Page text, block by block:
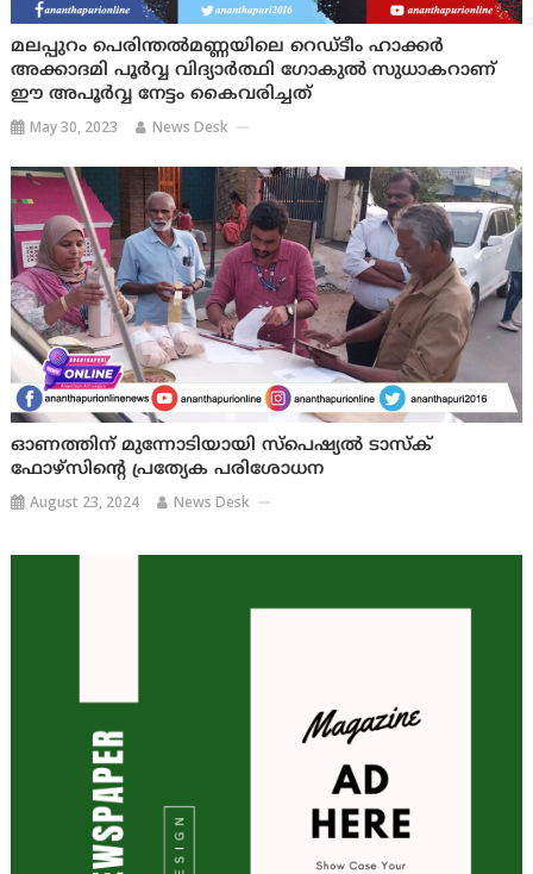
മലപ്പുറം പെരിന്തല്‍മണ്ണയിലെ റെഡ്ടീം ഹാക്കര്‍
അക്കാദമി പൂര്‍വ്വ വിദ്യാര്‍ത്ഥി ഗോകുല്‍ സുധാകറാണ്
ഈ അപൂര്‍വ്വ നേട്ടം കൈവരിച്ചത്
May 30, 2023 News Desk
ഓണത്തിന് മുന്നോടിയായി സ്‌പെഷ്യല്‍ ടാസ്‌ക്
ഫോഴ്‌സിന്റെ പ്രത്യേക പരിശോധന
August 23, 2024 News Desk